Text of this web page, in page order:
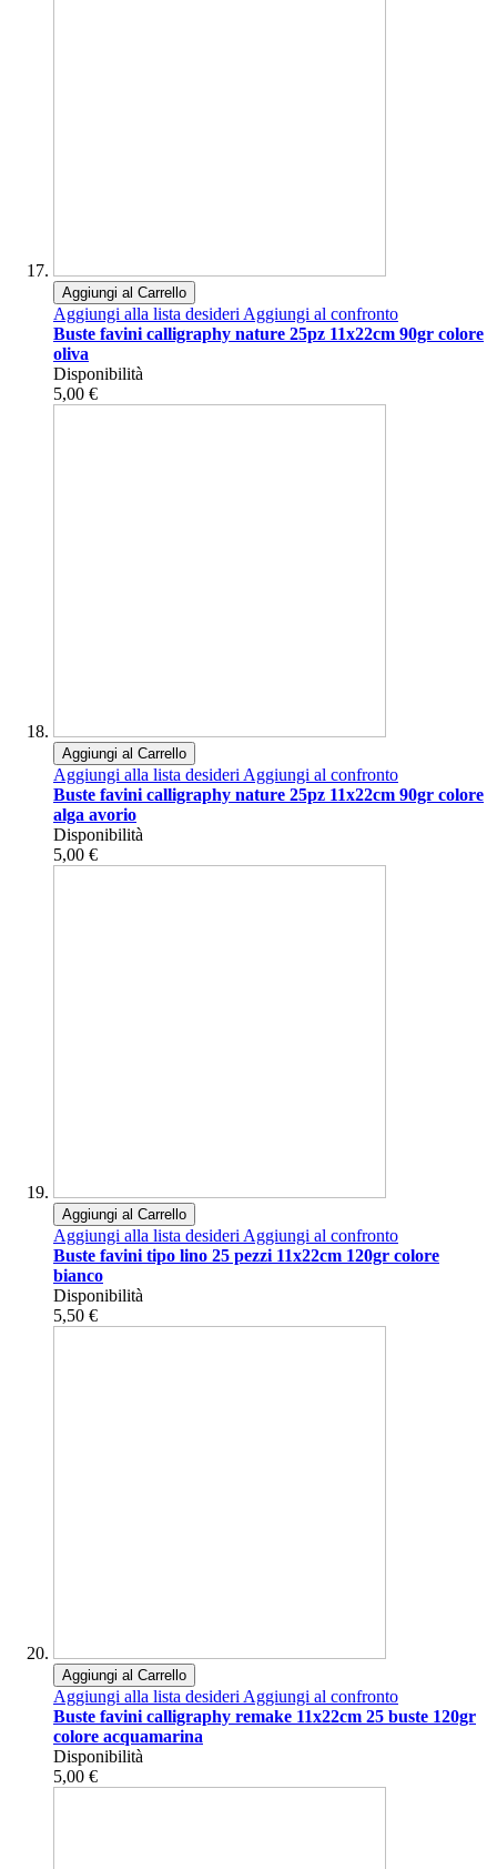
Aggiungi al Carrello
Aggiungi alla lista desideriAggiungi al confronto
Buste favini calligraphy nature 25pz 11x22cm 90gr colore
oliva
Disponibilità
5,00 €
Aggiungi al Carrello
Aggiungi alla lista desideriAggiungi al confronto
Buste favini calligraphy nature 25pz 11x22cm 90gr colore
alga avorio
Disponibilità
5,00 €
Aggiungi al Carrello
Aggiungi alla lista desideriAggiungi al confronto
Buste favini tipo lino 25 pezzi 11x22cm 120gr colore
bianco
Disponibilità
5,50 €
Aggiungi al Carrello
Aggiungi alla lista desideriAggiungi al confronto
Buste favini calligraphy remake 11x22cm 25 buste 120gr
colore acquamarina
Disponibilità
5,00 €